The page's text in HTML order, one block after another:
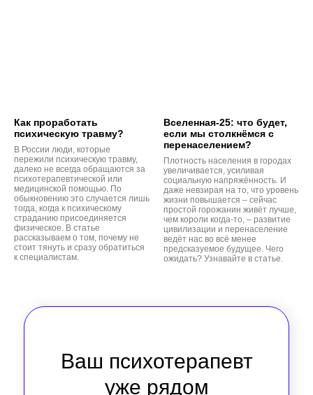
Как проработать
психическую травму?
В России люди, которые
пережили психическую травму,
далеко не всегда обращаются за
психотерапевтической или
медицинской помощью. По
обыкновению это случается лишь
тогда, когда к психическому
страданию присоединяется
физическое. В статье
рассказываем о том, почему не
стоит тянуть и сразу обратиться
к специалистам.
Вселенная-25: что будет,
если мы столкнёмся с
перенаселением?
Плотность населения в городах
увеличивается, усиливая
социальную напряжённость. И
даже невзирая на то, что уровень
жизни повышается – сейчас
простой горожанин живёт лучше,
чем короли когда-то, – развитие
цивилизации и перенаселение
ведёт нас во всё менее
предсказуемое будущее. Чего
ожидать? Узнавайте в статье.
Ваш психотерапевт
уже рядом